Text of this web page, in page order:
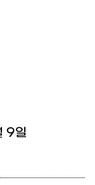
9일